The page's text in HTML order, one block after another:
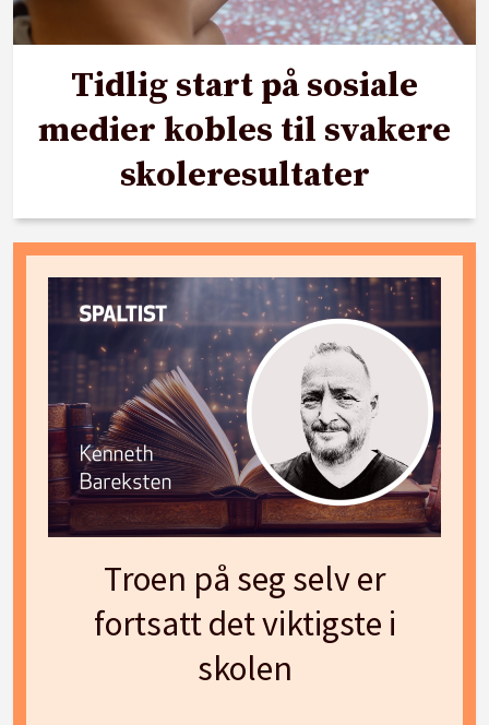
Tidlig start på sosiale
medier kobles til svakere
skoleresultater
Troen på seg selv er
fortsatt det viktigste i
skolen